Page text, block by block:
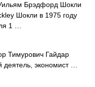
Брэдфорд Шокли
Шокли в 1975 году
1 …
Тимурович Гайдар
деятель, экономист …